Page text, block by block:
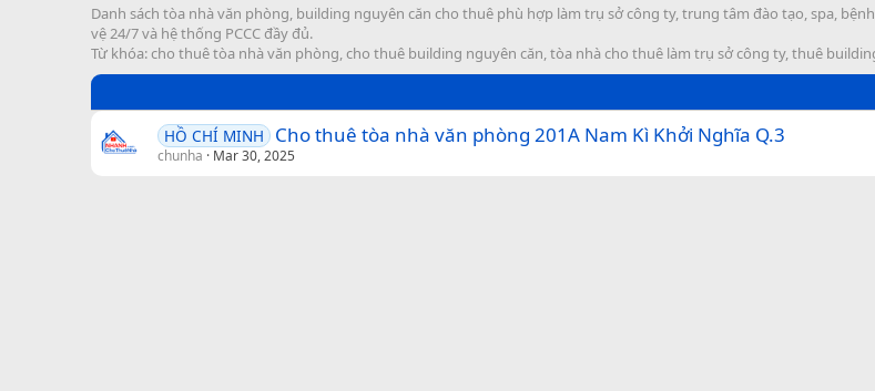
Danh sách tòa nhà văn phòng, building nguyên căn cho thuê phù hợp làm trụ sở công ty, trung tâm đào tạo, spa,
vệ 24/7 và hệ thống PCCC đầy đủ.
Từ khóa: cho thuê tòa nhà văn phòng, cho thuê building nguyên căn, tòa nhà cho thuê làm trụ sở công ty, thuê
HỒ CHÍ MINH Cho thuê tòa nhà văn phòng 201A Nam Kì Khởi Nghĩa Q.3
chunha Mar 30, 2025